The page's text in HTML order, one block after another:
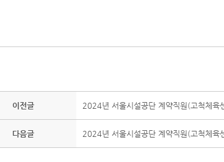
이전글 2024년 서울시설공단 계약직원(고척체육
다음글 2024년 서울시설공단 계약직원(고척체